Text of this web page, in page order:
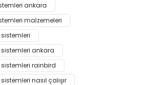
Yorum Yaz
bozuk veya görüntülenemiyor.
eksik bilgiler bulunuyor.
hatalar bulunuyor.
sitelerden daha pahalı.
farklı alternatifler olmalı.
ankara
malzemeleri
ankara
rainbird
nasıl çalışır